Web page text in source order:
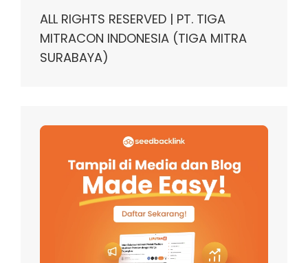
ALL RIGHTS RESERVED | PT. TIGA
MITRACON INDONESIA (TIGA MITRA
SURABAYA)